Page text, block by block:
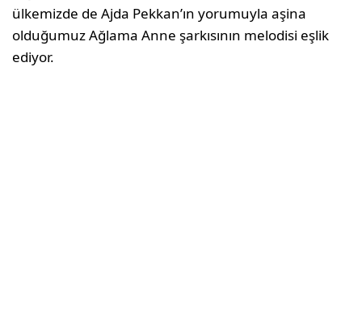
ülkemizde de Ajda Pekkan’ın yorumuyla aşina
olduğumuz Ağlama Anne şarkısının melodisi eşlik
ediyor.